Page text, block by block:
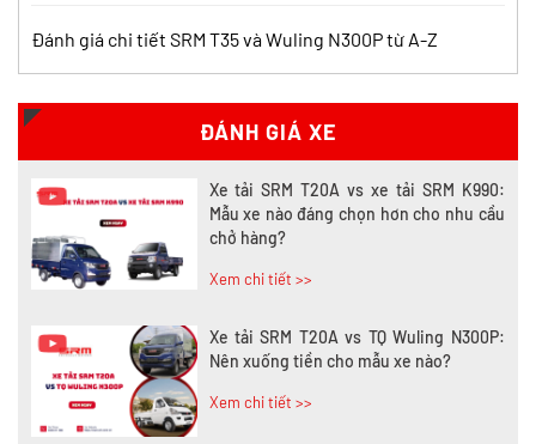
Đánh giá chi tiết SRM T35 và Wuling N300P từ A-Z
ĐÁNH GIÁ XE
Nên mua xe tải SRM T30 hay Tera 100?
Tìm hiểu chi tiết
Xe tải SRM T20A vs xe tải SRM K990:
Mẫu xe nào đáng chọn hơn cho nhu cầu
chở hàng?
Xem chi tiết >>
Xe tải SRM T20A vs TQ Wuling N300P:
Nên xuống tiền cho mẫu xe nào?
Xem chi tiết >>